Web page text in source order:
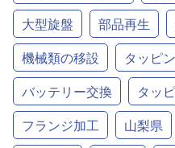
大型旋盤
部品再生
機械類の移設
タッピ
バッテリー交換
タッ
フランジ加工
山梨県